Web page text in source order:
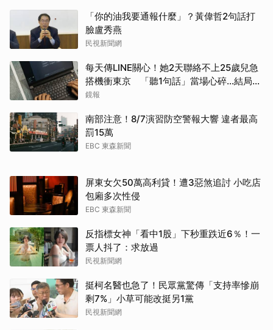
「你的油我要通報什麼」？黃偉哲2句話打
臉盧秀燕
民視新聞網
每天傳LINE關心！她2天聯絡不上25歲兒急
搭機衝東京 「聽1句話」當場心碎...結局看
哭網
鏡報
南部注意！8/7演習防空警報大響 違者最高
罰15萬
EBC 東森新聞
屏東女欠50萬高利貸！遭3惡煞追討 小吃店
包廂多次性侵
EBC 東森新聞
反指標女神「看中1股」下秒重跌近6％！一
票人抖了：求放過
民視新聞網
挺柯名醫也急了！民眾黨驚傳「支持率慘崩
剩7%」小草可能改挺另1黨
民視新聞網